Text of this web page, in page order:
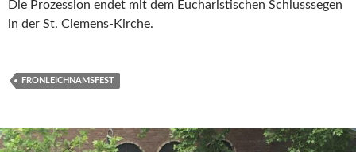
Die Prozession endet mit dem Eucharistischen Schlusssegen
in der St. Clemens-Kirche.
FRONLEICHNAMSFEST